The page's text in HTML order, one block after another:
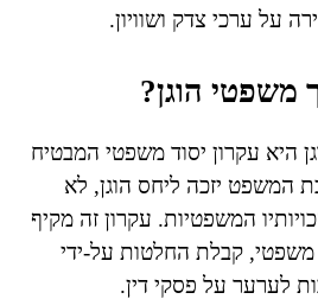
על ערכי צדק ושוויון.
משפטי הוגן?
היא עקרון יסוד משפטי המבטיח
המשפט יזכה ליחס הוגן, לא
המשפטיות. עקרון זה מקיף
משפטי, קבלת החלטות על-ידי
לערער על פסקי דין.